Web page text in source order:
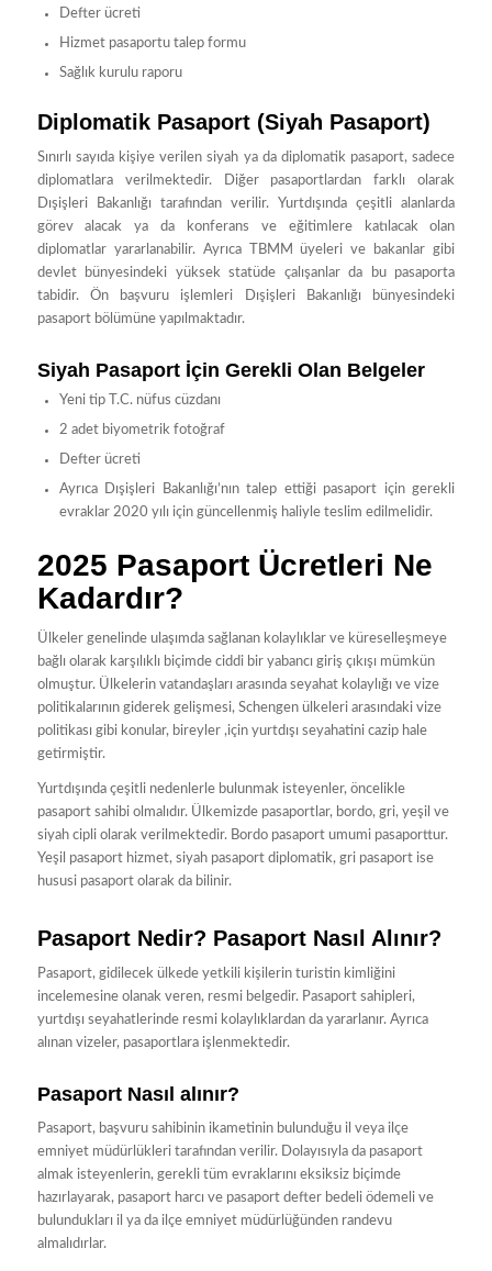
Defter ücreti
Hizmet pasaportu talep formu
Sağlık kurulu raporu
Diplomatik Pasaport (Siyah Pasaport)
Sınırlı sayıda kişiye verilen siyah ya da diplomatik pasaport, sadece
diplomatlara verilmektedir. Diğer pasaportlardan farklı olarak
Dışişleri Bakanlığı tarafından verilir. Yurtdışında çeşitli alanlarda
görev alacak ya da konferans ve eğitimlere katılacak olan
diplomatlar yararlanabilir. Ayrıca TBMM üyeleri ve bakanlar gibi
devlet bünyesindeki yüksek statüde çalışanlar da bu pasaporta
tabidir. Ön başvuru işlemleri Dışişleri Bakanlığı bünyesindeki
pasaport bölümüne yapılmaktadır.
Siyah Pasaport İçin Gerekli Olan Belgeler
Yeni tip T.C. nüfus cüzdanı
2 adet biyometrik fotoğraf
Defter ücreti
Ayrıca Dışişleri Bakanlığı’nın talep ettiği pasaport için gerekli
evraklar 2020 yılı için güncellenmiş haliyle teslim edilmelidir.
2025 Pasaport Ücretleri Ne
Kadardır?
Ülkeler genelinde ulaşımda sağlanan kolaylıklar ve küreselleşmeye
bağlı olarak karşılıklı biçimde ciddi bir yabancı giriş çıkışı mümkün
olmuştur. Ülkelerin vatandaşları arasında seyahat kolaylığı ve vize
politikalarının giderek gelişmesi, Schengen ülkeleri arasındaki vize
politikası gibi konular, bireyler ,için yurtdışı seyahatini cazip hale
getirmiştir.
Yurtdışında çeşitli nedenlerle bulunmak isteyenler, öncelikle
pasaport sahibi olmalıdır. Ülkemizde pasaportlar, bordo, gri, yeşil ve
siyah cipli olarak verilmektedir. Bordo pasaport umumi pasaporttur.
Yeşil pasaport hizmet, siyah pasaport diplomatik, gri pasaport ise
hususi pasaport olarak da bilinir.
Pasaport Nedir? Pasaport Nasıl Alınır?
Pasaport, gidilecek ülkede yetkili kişilerin turistin kimliğini
incelemesine olanak veren, resmi belgedir. Pasaport sahipleri,
yurtdışı seyahatlerinde resmi kolaylıklardan da yararlanır. Ayrıca
alınan vizeler, pasaportlara işlenmektedir.
Pasaport Nasıl alınır?
Pasaport, başvuru sahibinin ikametinin bulunduğu il veya ilçe
emniyet müdürlükleri tarafından verilir. Dolayısıyla da pasaport
almak isteyenlerin, gerekli tüm evraklarını eksiksiz biçimde
hazırlayarak, pasaport harcı ve pasaport defter bedeli ödemeli ve
bulundukları il ya da ilçe emniyet müdürlüğünden randevu
almalıdırlar.